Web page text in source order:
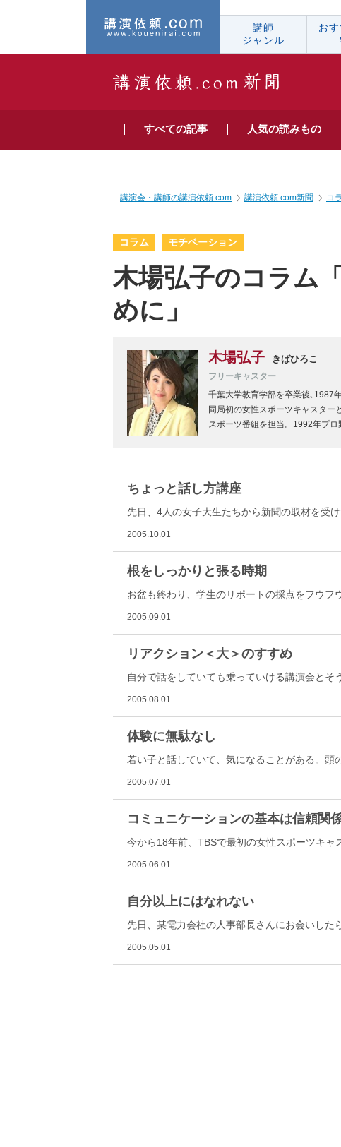
講師
ジャンル
お
すべての記事 人気の読みもの
講演会・講師の講演依頼.com 講演依頼.com新聞 コ
コラム モチベーション
木場弘子のコラム
めに」
木場弘子 きばひろこ
フリーキャスター
千葉大学教育学部を卒業後､1987
同局初の女性スポーツキャスター
スポーツ番組を担当。1992年プ
ちょっと話し方講座
先日、4人の女子大生たちから新聞の取材を受
2005.10.01
根をしっかりと張る時期
お盆も終わり、学生のリポートの採点をフウ
2005.09.01
リアクション＜大＞のすすめ
自分で話をしていても乗っていける講演会と
2005.08.01
体験に無駄なし
若い子と話していて、気になることがある。
2005.07.01
コミュニケーションの基本は信頼関
今から18年前、TBSで最初の女性スポーツキ
2005.06.01
自分以上にはなれない
先日、某電力会社の人事部長さんにお会いし
2005.05.01